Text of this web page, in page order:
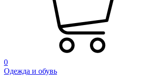
0
Одежда и обувь